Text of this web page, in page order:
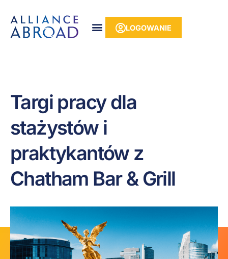
treści
treści
LOGOWANIE
Targi pracy dla
stażystów i
praktykantów z
Chatham Bar & Grill